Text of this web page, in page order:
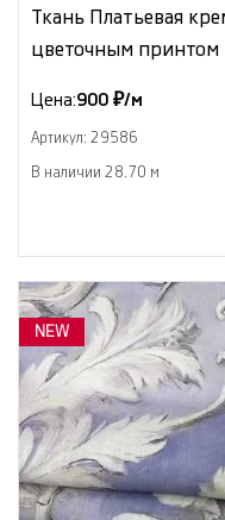
Ткань Платьевая
цветочным
Цена:900 ₽/м
Артикул: 29586
В наличии 28.70 м
NEW